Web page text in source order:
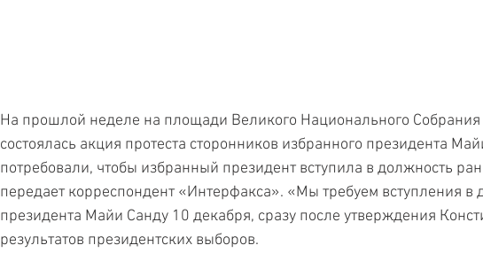
На прошлой неделе на площади Великого Национального
состоялась акция протеста сторонников избранного президента
потребовали, чтобы избранный президент вступила в должность
передает корреспондент «Интерфакса». «Мы требуем вступления в
президента Майи Санду 10 декабря, сразу после утверждения
результатов президентских выборов.